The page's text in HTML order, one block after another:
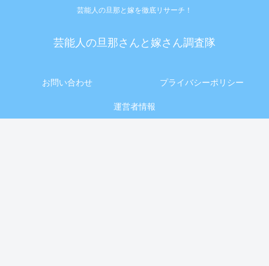
芸能人の旦那と嫁を徹底リサーチ！
芸能人の旦那さんと嫁さん調査隊
お問い合わせ プライバシーポリシー
運営者情報